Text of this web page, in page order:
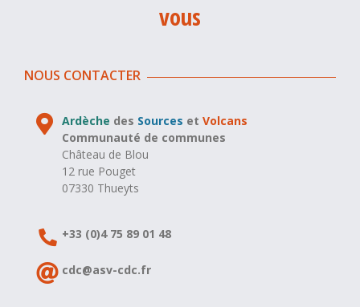
vous
NOUS CONTACTER
Ardèche des Sources etVolcans
Communauté de communes
Château de Blou
12 rue Pouget
07330 Thueyts
+33 (0)4 75 89 01 48
cdc@asv-cdc.fr